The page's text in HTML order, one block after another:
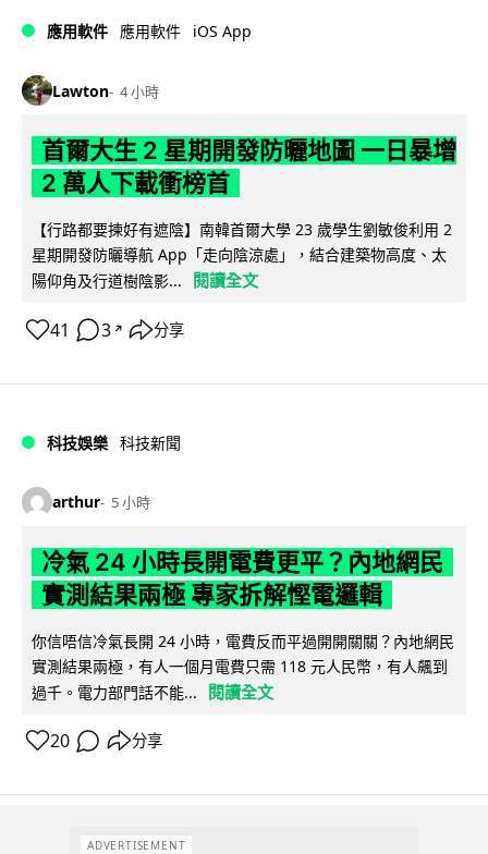
應用軟件 應用軟件 iOS App
Lawton 4 小時
首爾大生 2 星期開發防曬地圖 一日暴增
2 萬人下載衝榜首
【行路都要揀好有遮陰】南韓首爾大學 23 歲學生劉敏俊利用 2
星期開發防曬導航 App「走向陰涼處」，結合建築物高度、太
陽仰角及行道樹陰影...
閱讀全文
41 3 ↗ 分享
科技娛樂 科技新聞
arthur 5 小時
冷氣 24 小時長開電費更平？內地網民
實測結果兩極 專家拆解慳電邏輯
你信唔信冷氣長開 24 小時，電費反而平過開開關關？內地網民
實測結果兩極，有人一個月電費只需 118 元人民幣，有人飆到
過千。電力部門話不能...
閱讀全文
20 分享
ADVERTISEMENT